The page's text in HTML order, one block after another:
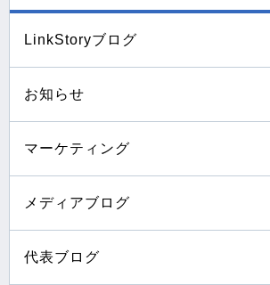
LinkStoryブログ
お知らせ
マーケティング
メディアブログ
代表ブログ